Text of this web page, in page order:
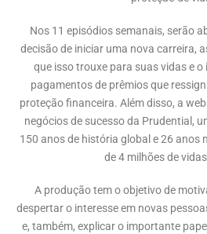
Nos 11 episódios semanais, serão
decisão de iniciar uma nova carreira,
que isso trouxe para suas vidas e
pagamentos de prêmios que
proteção financeira. Além disso, a
negócios de sucesso da Prudential,
150 anos de história global e 26 anos
de 4 milhões de
A produção tem o objetivo de
despertar o interesse em novas
e, também, explicar o importante